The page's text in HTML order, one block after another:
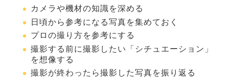
カメラや機材の知識を深める
日頃から参考になる写真を集めておく
プロの撮り方を参考にする
撮影する前に撮影したい「シチュエーション」
を想像する
撮影が終わったら撮影した写真を振り返る